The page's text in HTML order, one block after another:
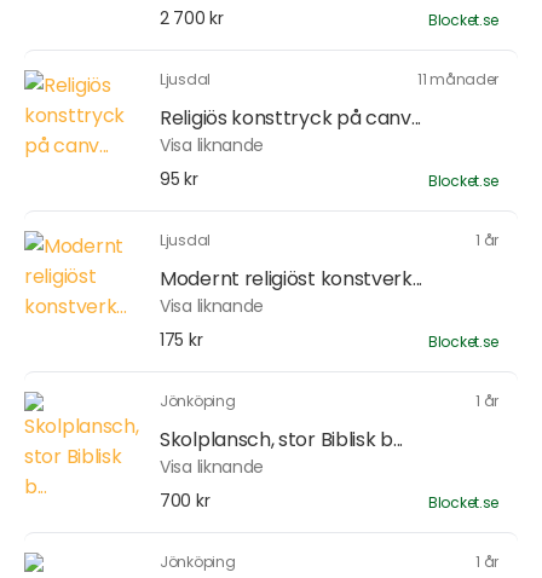
2 700 kr
Blocket.se
Ljusdal 11 månader
Religiös konsttryck på canv...
Visa liknande
95 kr
Blocket.se
Ljusdal 1 år
Modernt religiöst konstverk...
Visa liknande
175 kr
Blocket.se
Jönköping 1 år
Skolplansch, stor Biblisk b...
Visa liknande
700 kr
Blocket.se
Jönköping 1 år